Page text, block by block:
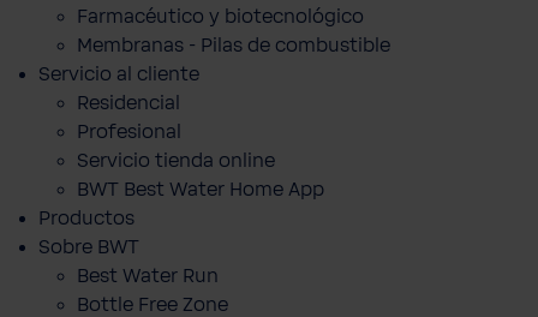
Farmacéutico y biotecnológico
Membranas - Pilas de combustible
Servicio al cliente
Residencial
Profesional
Servicio tienda online
BWT Best Water Home App
Productos
Sobre BWT
Best Water Run
Bottle Free Zone